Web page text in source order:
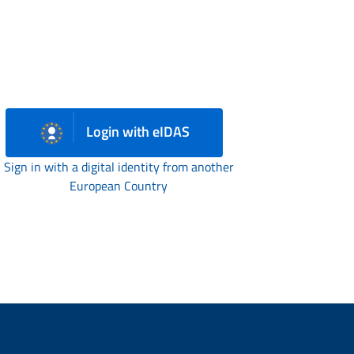
Login with eIDAS
Sign in with a digital identity from another
European Country